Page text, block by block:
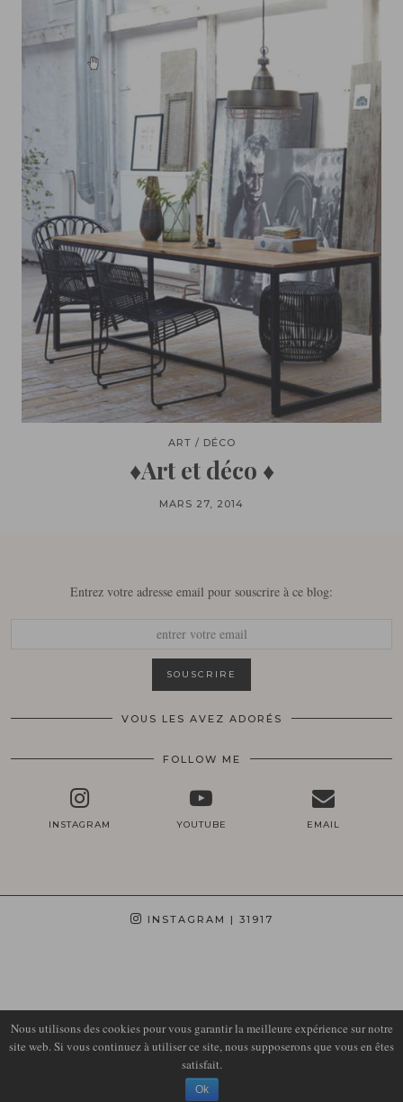
ART / DÉCO
♦Art et déco ♦
MARS 27, 2014
Entrez votre adresse email pour souscrire à ce blog:
VOUS LES AVEZ ADORÉS
FOLLOW ME
INSTAGRAM YOUTUBE EMAIL
INSTAGRAM | 31917
LIRONS D'ELLE
THEME DESIGN BY
Nous utilisons des cookies pour vous garantir la meilleure expérience sur notre
site web. Si vous continuez à utiliser ce site, nous supposerons que vous en êtes
satisfait.
Ok